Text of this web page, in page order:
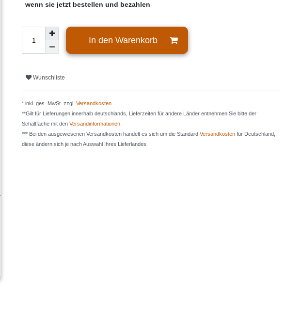
wenn sie jetzt bestellen und bezahlen
In den Warenkorb
Wunschliste
* inkl. ges. MwSt. zzgl. Versandkosten
**Gilt für Lieferungen innerhalb deutschlands, Lieferzeiten für andere Länder entnehmen Sie bitte der
Schaltfäche mit den Versandinformationen
*** Bei den ausgewiesenen Versandkosten handelt es sich um die Standard Versandkosten für Deutschland,
diese ändern sich je nach Auswahl Ihres Lieferlandes.